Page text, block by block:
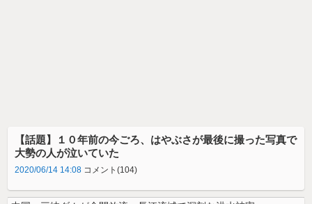
【話題】１０年前の今ごろ、はやぶさが最後に撮った写真で
大勢の人が泣いていた
2020/06/14 14:08 コメント(104)